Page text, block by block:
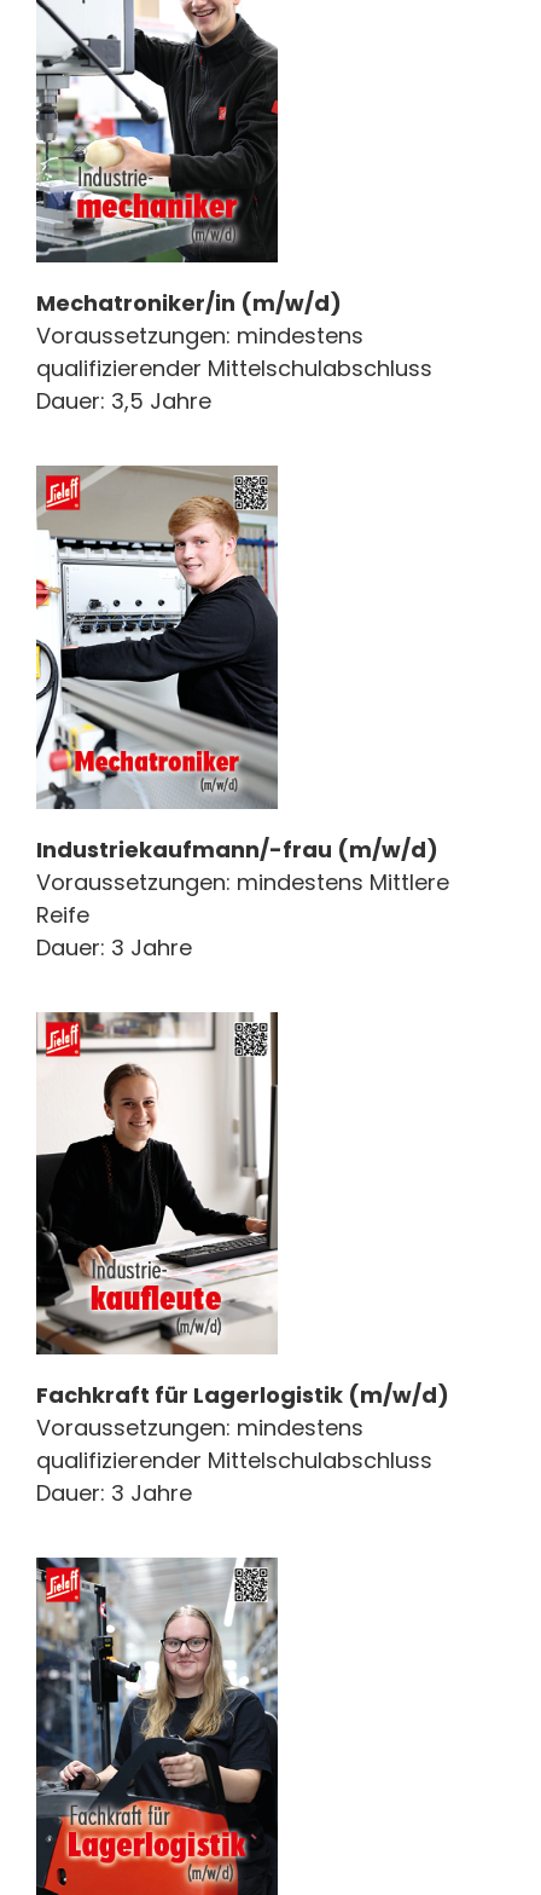
Mechatroniker/in (m/w/d)
Voraussetzungen: mindestens
qualifizierender Mittelschulabschluss
Dauer: 3,5 Jahre
Industriekaufmann/-frau (m/w/d)
Voraussetzungen: mindestens Mittlere
Reife
Dauer: 3 Jahre
Fachkraft für Lagerlogistik (m/w/d)
Voraussetzungen: mindestens
qualifizierender Mittelschulabschluss
Dauer: 3 Jahre